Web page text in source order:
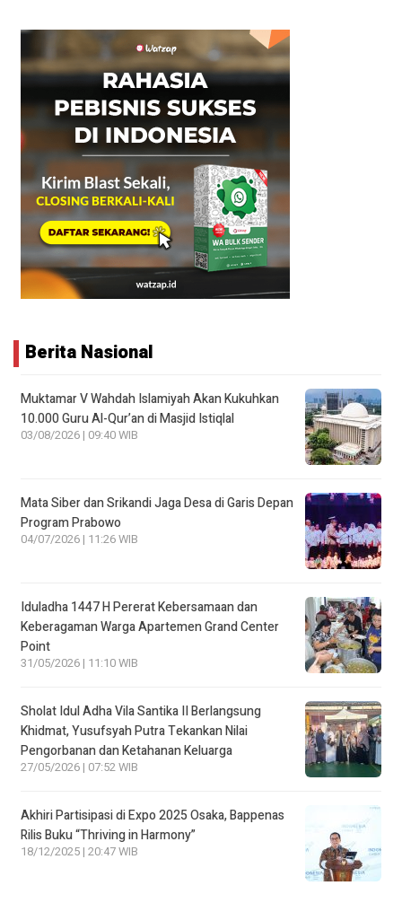
Berita Nasional
Muktamar V Wahdah Islamiyah Akan Kukuhkan
10.000 Guru Al-Qur’an di Masjid Istiqlal
03/08/2026 | 09:40 WIB
Mata Siber dan Srikandi Jaga Desa di Garis Depan
Program Prabowo
04/07/2026 | 11:26 WIB
Iduladha 1447 H Pererat Kebersamaan dan
Keberagaman Warga Apartemen Grand Center
Point
31/05/2026 | 11:10 WIB
Sholat Idul Adha Vila Santika II Berlangsung
Khidmat, Yusufsyah Putra Tekankan Nilai
Pengorbanan dan Ketahanan Keluarga
27/05/2026 | 07:52 WIB
Akhiri Partisipasi di Expo 2025 Osaka, Bappenas
Rilis Buku “Thriving in Harmony”
18/12/2025 | 20:47 WIB